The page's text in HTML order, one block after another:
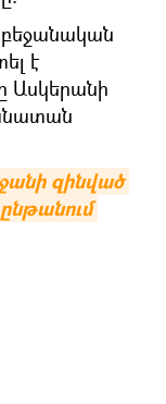
է
Ասկերանի
զինված